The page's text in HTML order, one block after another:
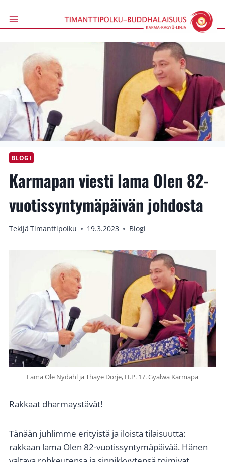
sisältöön
BLOGI
Karmapan viesti lama Olen 82-
vuotissyntymäpäivän johdosta
Tekijä Timanttipolku 19.3.2023 Blogi
Lama Ole Nydahl ja Thaye Dorje, H.P. 17. Gyalwa Karmapa
Rakkaat dharmaystävät!
Tänään juhlimme erityistä ja iloista tilaisuutta:
rakkaan lama Olen 82-vuotissyntymäpäivää. Hänen